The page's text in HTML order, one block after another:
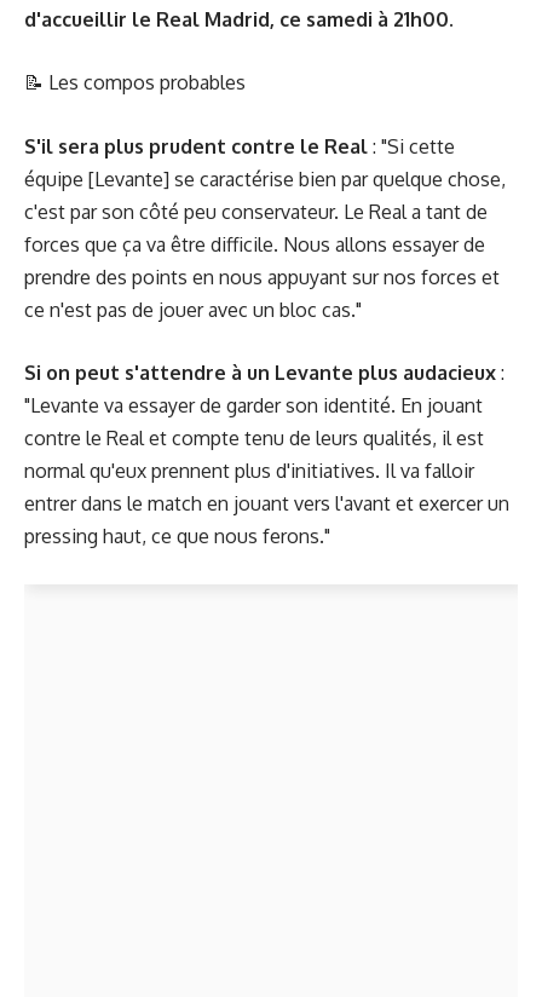
d'accueillir le Real Madrid, ce samedi à 21h00.
📝 Les compos probables
S'il sera plus prudent contre le Real : "Si cette
équipe [Levante] se caractérise bien par quelque chose,
c'est par son côté peu conservateur. Le Real a tant de
forces que ça va être difficile. Nous allons essayer de
prendre des points en nous appuyant sur nos forces et
ce n'est pas de jouer avec un bloc cas."
Si on peut s'attendre à un Levante plus audacieux :
"Levante va essayer de garder son identité. En jouant
contre le Real et compte tenu de leurs qualités, il est
normal qu'eux prennent plus d'initiatives. Il va falloir
entrer dans le match en jouant vers l'avant et exercer un
pressing haut, ce que nous ferons."